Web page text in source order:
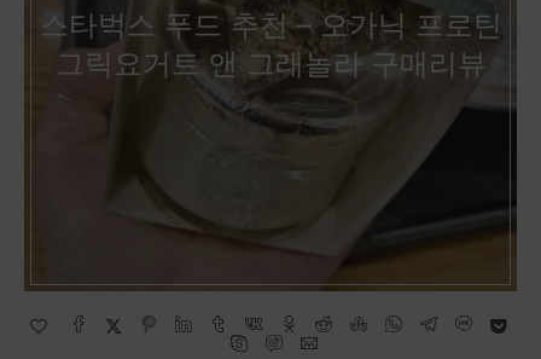
스타벅스 푸드 추천 – 오가닉 프로틴
그릭요거트 앤 그래놀라 구매리뷰